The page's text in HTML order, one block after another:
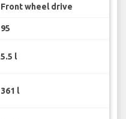
Front wheel drive
95
5.5 l
361 l